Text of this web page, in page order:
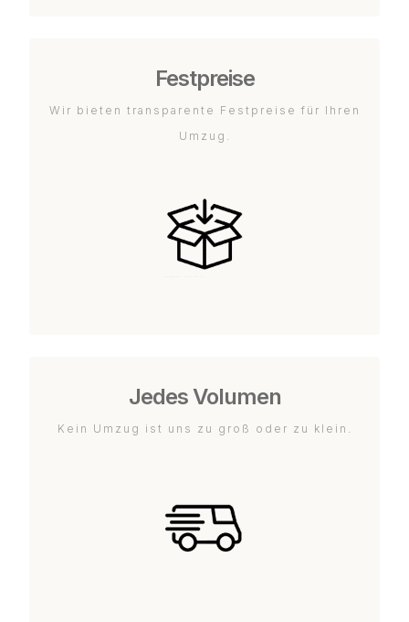
Festpreise
Wir bieten transparente Festpreise für Ihren
Umzug.
Jedes Volumen
Kein Umzug ist uns zu groß oder zu klein.